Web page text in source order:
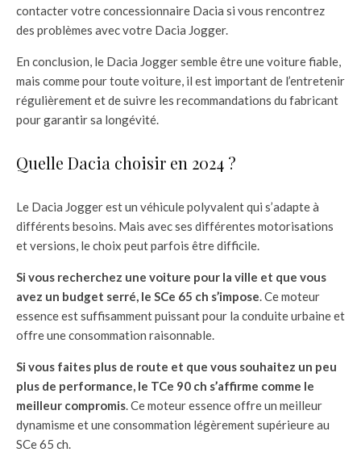
contacter votre concessionnaire Dacia si vous rencontrez
des problèmes avec votre Dacia Jogger.
En conclusion, le Dacia Jogger semble être une voiture fiable,
mais comme pour toute voiture, il est important de l’entretenir
régulièrement et de suivre les recommandations du fabricant
pour garantir sa longévité.
Quelle Dacia choisir en 2024 ?
Le Dacia Jogger est un véhicule polyvalent qui s’adapte à
différents besoins. Mais avec ses différentes motorisations
et versions, le choix peut parfois être difficile.
Si vous recherchez une voiture pour la ville et que vous
avez un budget serré, le SCe 65 ch s’impose. Ce moteur
essence est suffisamment puissant pour la conduite urbaine et
offre une consommation raisonnable.
Si vous faites plus de route et que vous souhaitez un peu
plus de performance, le TCe 90 ch s’affirme comme le
meilleur compromis. Ce moteur essence offre un meilleur
dynamisme et une consommation légèrement supérieure au
SCe 65 ch.